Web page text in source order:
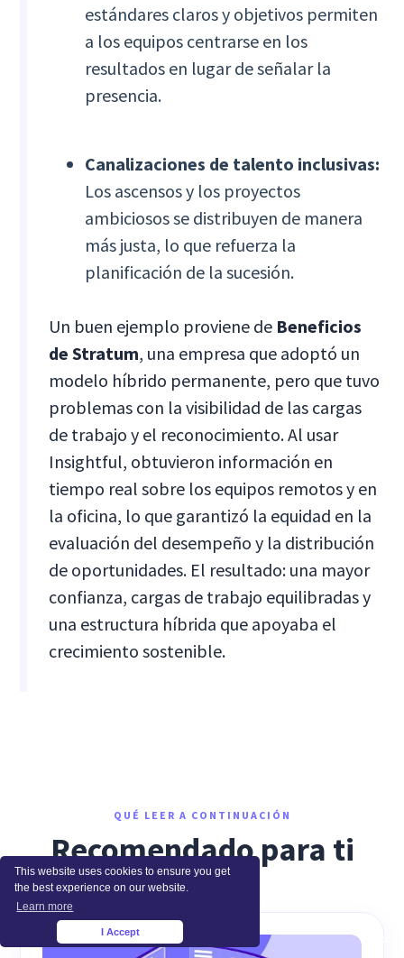
This website uses cookies to ensure you get
the best experience on our website.
Learn more
I Accept
estándares claros y objetivos permiten
a los equipos centrarse en los
resultados en lugar de señalar la
presencia.
Canalizaciones de talento inclusivas:
Los ascensos y los proyectos
ambiciosos se distribuyen de manera
más justa, lo que refuerza la
planificación de la sucesión.
Un buen ejemplo proviene de Beneficios
de Stratum, una empresa que adoptó un
modelo híbrido permanente, pero que tuvo
problemas con la visibilidad de las cargas
de trabajo y el reconocimiento. Al usar
Insightful, obtuvieron información en
tiempo real sobre los equipos remotos y en
la oficina, lo que garantizó la equidad en la
evaluación del desempeño y la distribución
de oportunidades. El resultado: una mayor
confianza, cargas de trabajo equilibradas y
una estructura híbrida que apoyaba el
crecimiento sostenible.
QUÉ LEER A CONTINUACIÓN
Recomendado para ti